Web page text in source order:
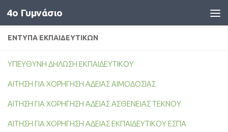
Skip to content
4o Γυμνάσιο
ΈΝΤΥΠΑ ΕΚΠΑΙΔΕΥΤΙΚΏΝ
ΥΠΕΥΘΥΝΗ ΔΗΛΩΣΗ ΕΚΠΑΙΔΕΥΤΙΚΟΥ
ΑΙΤΗΣΗ ΓΙΑ ΧΟΡΗΓΗΣΗ ΑΔΕΙΑΣ ΑΙΜΟΔΟΣΙΑΣ
ΑΙΤΗΣΗ ΓΙΑ ΧΟΡΗΓΗΣΗ ΑΔΕΙΑΣ ΑΣΘΕΝΕΙΑΣ ΤΕΚΝΟΥ
ΑΙΤΗΣΗ ΓΙΑ ΧΟΡΗΓΗΣΗ ΑΔΕΙΑΣ ΕΚΠΑΙΔΕΥΤΙΚΟΥ ΕΣΠΑ